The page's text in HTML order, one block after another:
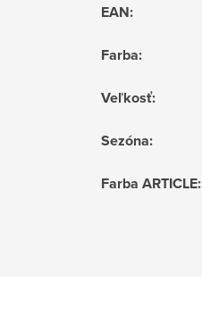
EAN:
Farba:
Veľkosť:
Sezóna:
Farba ARTICLE: